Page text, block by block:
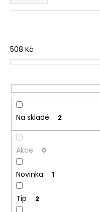
n
r
o
u
k
ů
508 Kč
Na skladě 2
Akce 0
Novinka 1
Tip 2
a
t
?
D
o
p